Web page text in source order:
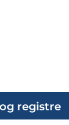
registre